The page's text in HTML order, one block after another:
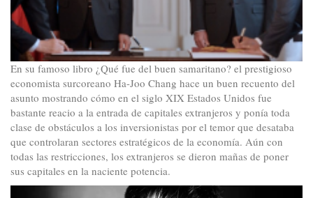
En su famoso libro ¿Qué fue del buen samaritano? el prestigioso
economista surcoreano Ha-Joo Chang hace un buen recuento del
asunto mostrando cómo en el siglo XIX Estados Unidos fue
bastante reacio a la entrada de capitales extranjeros y ponía toda
clase de obstáculos a los inversionistas por el temor que desataba
que controlaran sectores estratégicos de la economía. Aún con
todas las restricciones, los extranjeros se dieron mañas de poner
sus capitales en la naciente potencia.